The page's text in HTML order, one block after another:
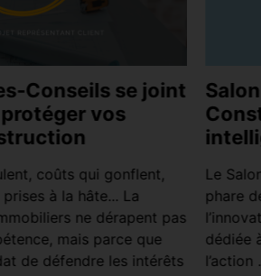
Conseils se joint
vos
coûts qui gonflent,
à la hâte... La
ne dérapent pas
mais parce que
de défendre les intérêts
Le
phare
dédiée
l’action .